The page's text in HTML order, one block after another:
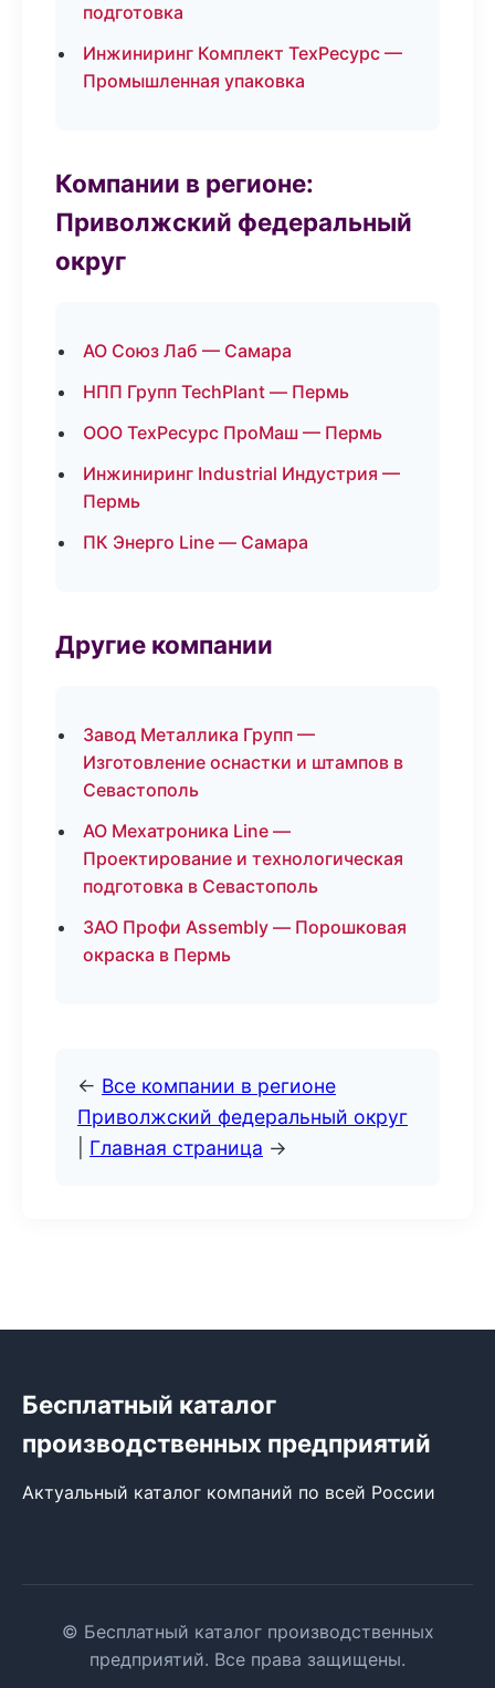
подготовка
Инжиниринг Комплект ТехРесурс —
Промышленная упаковка
Компании в регионе:
Приволжский федеральный
округ
АО Союз Лаб — Самара
НПП Групп TechPlant — Пермь
ООО ТехРесурс ПроМаш — Пермь
Инжиниринг Industrial Индустрия —
Пермь
ПК Энерго Line — Самара
Другие компании
Завод Металлика Групп —
Изготовление оснастки и штампов в
Севастополь
АО Мехатроника Line —
Проектирование и технологическая
подготовка в Севастополь
ЗАО Профи Assembly — Порошковая
окраска в Пермь
← Все компании в регионе
Приволжский федеральный округ
Главная страница →
Бесплатный каталог
производственных предприятий
Актуальный каталог компаний по всей России
© Бесплатный каталог производственных
предприятий. Все права защищены.